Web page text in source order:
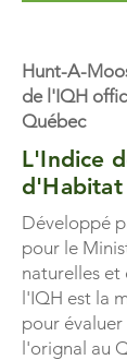
Hunt-A-
de l'IQH
Québec
L'Indice
d'Habitat
Développé
pour le
naturelles et
l'IQH est la
pour
l'orignal au